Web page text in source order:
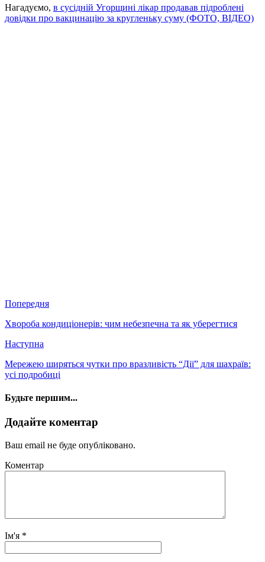
Нагадуємо, в сусідній Угорщині лікар продавав підроблені
довідки про вакцинацію за кругленьку суму (ФОТО, ВІДЕО)
Попередня
Хвороба кондиціонерів: чим небезпечна та як уберегтися
Наступна
Мережею ширяться чутки про вразливість “Дії” для шахраїв:
усі подробиці
Будьте першим...
Додайте коментар
Ваш email не буде опубліковано.
Коментар
Ім'я *